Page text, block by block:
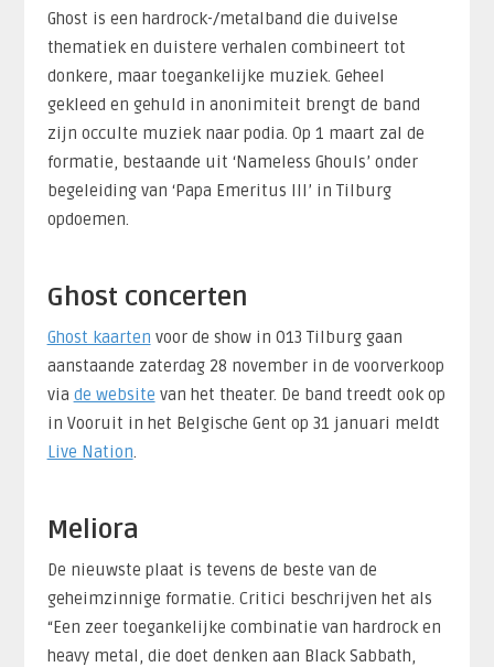
Ghost is een hardrock-/metalband die duivelse
thematiek en duistere verhalen combineert tot
donkere, maar toegankelijke muziek. Geheel
gekleed en gehuld in anonimiteit brengt de band
zijn occulte muziek naar podia. Op 1 maart zal de
formatie, bestaande uit ‘Nameless Ghouls’ onder
begeleiding van ‘Papa Emeritus III’ in Tilburg
opdoemen.
Ghost concerten
Ghost kaarten voor de show in 013 Tilburg gaan
aanstaande zaterdag 28 november in de voorverkoop
via de website van het theater. De band treedt ook op
in Vooruit in het Belgische Gent op 31 januari meldt
Live Nation.
Meliora
De nieuwste plaat is tevens de beste van de
geheimzinnige formatie. Critici beschrijven het als
“Een zeer toegankelijke combinatie van hardrock en
heavy metal, die doet denken aan Black Sabbath,